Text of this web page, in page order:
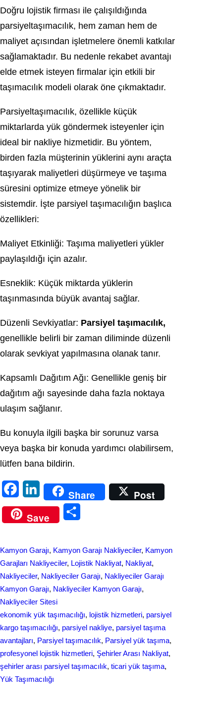
Doğru lojistik firması ile çalışıldığında
parsiyeltaşımacılık, hem zaman hem de
maliyet açısından işletmelere önemli katkılar
sağlamaktadır. Bu nedenle rekabet avantajı
elde etmek isteyen firmalar için etkili bir
taşımacılık modeli olarak öne çıkmaktadır.
Parsiyeltaşımacılık, özellikle küçük
miktarlarda yük göndermek isteyenler için
ideal bir nakliye hizmetidir. Bu yöntem,
birden fazla müşterinin yüklerini aynı araçta
taşıyarak maliyetleri düşürmeye ve taşıma
süresini optimize etmeye yönelik bir
sistemdir. İşte parsiyel taşımacılığın başlıca
özellikleri:
Maliyet Etkinliği: Taşıma maliyetleri yükler
paylaşıldığı için azalır.
Esneklik: Küçük miktarda yüklerin
taşınmasında büyük avantaj sağlar.
Düzenli Sevkiyatlar: Parsiyel taşımacılık,
genellikle belirli bir zaman diliminde düzenli
olarak sevkiyat yapılmasına olanak tanır.
Kapsamlı Dağıtım Ağı: Genellikle geniş bir
dağıtım ağı sayesinde daha fazla noktaya
ulaşım sağlanır.
Bu konuyla ilgili başka bir sorunuz varsa
veya başka bir konuda yardımcı olabilirsem,
lütfen bana bildirin.
a
c
o
o
k
i
n
d
I
n
Share
Post
Save
r
e
Kamyon Garajı, Kamyon Garajı Nakliyeciler, Kamyon
Garajları Nakliyeciler, Lojistik Nakliyat, Nakliyat
Nakliyeciler, Nakliyeciler Garajı, Nakliyeciler Garajı
Kamyon Garajı, Nakliyeciler Kamyon Garajı
Nakliyeciler Sitesi
ekonomik yük taşımacılığı, lojistik hizmetleri, parsiyel
kargo taşımacılığı, parsiyel nakliye, parsiyel taşıma
avantajları, Parsiyel taşımacılık, Parsiyel yük taşıma
profesyonel lojistik hizmetleri, Şehirler Arası Nakliyat
şehirler arası parsiyel taşımacılık, ticari yük taşıma
Yük Taşımacılığı